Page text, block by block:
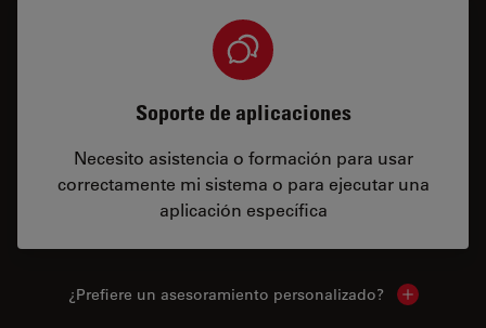
Soporte de aplicaciones
Necesito asistencia o formación para usar
correctamente mi sistema o para ejecutar una
aplicación específica
¿Prefiere un asesoramiento personalizado? Show local